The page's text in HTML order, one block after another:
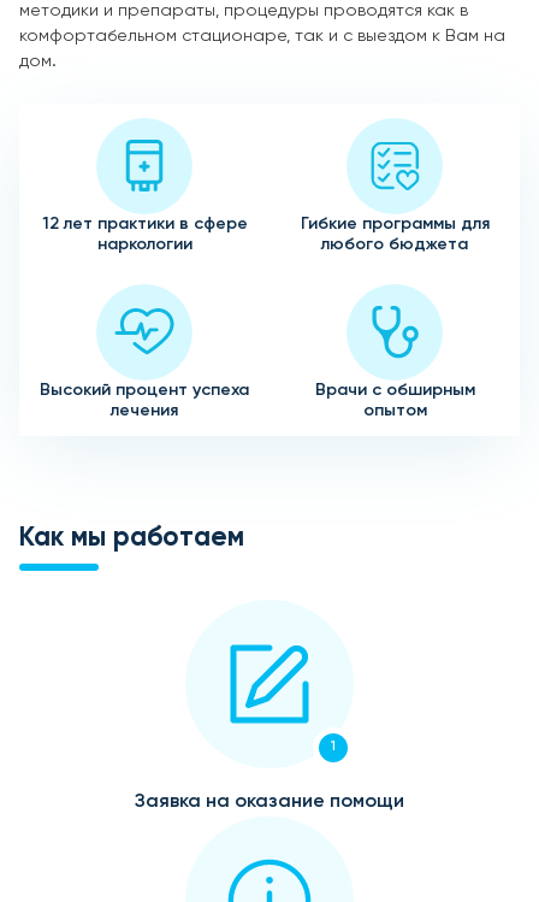
методики и препараты, процедуры проводятся как в
комфортабельном стационаре, так и с выездом к Вам на
дом.
12 лет практики в сфере
наркологии
Гибкие программы для
любого бюджета
Высокий процент успеха
лечения
Врачи с обширным
опытом
Как мы работаем
1
Заявка на оказание помощи